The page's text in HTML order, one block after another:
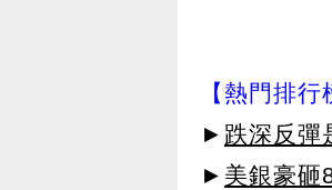
【熱門排行
► 跌深反彈
► 美銀豪砸